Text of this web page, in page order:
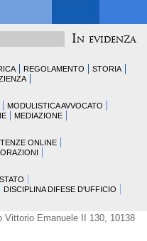
In evidenza
REGOLAMENTO
STORIA
MODULISTICA AVVOCATO
MEDIAZIONE
ONLINE
DISCIPLINA DIFESE D'UFFICIO
Vittorio Emanuele II 130, 10138